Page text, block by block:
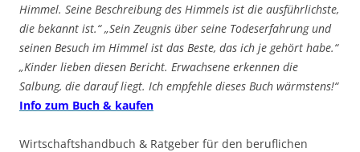
Himmel. Seine Beschreibung des Himmels ist die ausführlichste,
die bekannt ist.“ „Sein Zeugnis über seine Todeserfahrung und
seinen Besuch im Himmel ist das Beste, das ich je gehört habe.“
„Kinder lieben diesen Bericht. Erwachsene erkennen die
Salbung, die darauf liegt. Ich empfehle dieses Buch wärmstens!“
Info zum Buch & kaufen
Wirtschaftshandbuch & Ratgeber für den beruflichen